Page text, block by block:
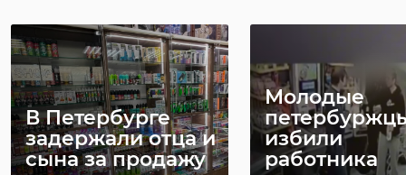
В Петербурге
задержали отца и
сына за продажу
Молодые
избили
работника